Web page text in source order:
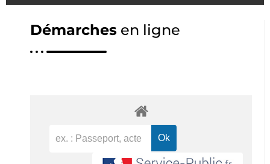
Démarches en ligne